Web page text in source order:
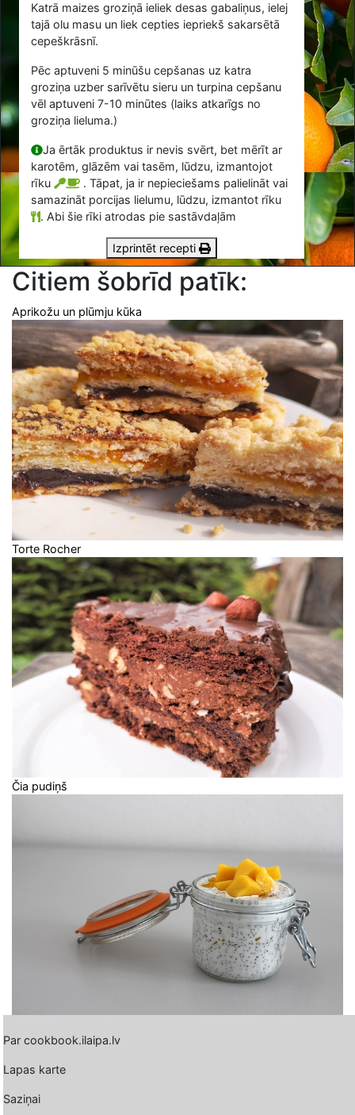
Katrā maizes groziņā ieliek desas gabaliņus, ielej
tajā olu masu un liek cepties iepriekš sakarsētā
cepeškrāsnī.
Pēc aptuveni 5 minūšu cepšanas uz katra
groziņa uzber sarīvētu sieru un turpina cepšanu
vēl aptuveni 7-10 minūtes (laiks atkarīgs no
groziņa lieluma.)
Ja ērtāk produktus ir nevis svērt, bet mērīt ar
karotēm, glāzēm vai tasēm, lūdzu, izmantojot
rīku
. Tāpat, ja ir nepieciešams palielināt vai
samazināt porcijas lielumu, lūdzu, izmantot rīku
. Abi šie rīki atrodas pie sastāvdaļām
Izprintēt recepti
Citiem šobrīd patīk:
Aprikožu un plūmju kūka
Torte Rocher
Čia pudiņš
Par cookbook.ilaipa.lv
Lapas karte
Saziņai